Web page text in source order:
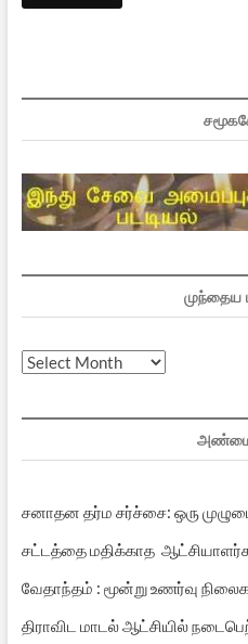
முந்தைய
முந்தைய
சனாதன தர்ம சர்ச்சை: ஒரு
சட்டத்தை மதிக்காத
வேதாந்தம் : மூன்று உணர்வு
திராவிட மாடல் ஆட்சியில்